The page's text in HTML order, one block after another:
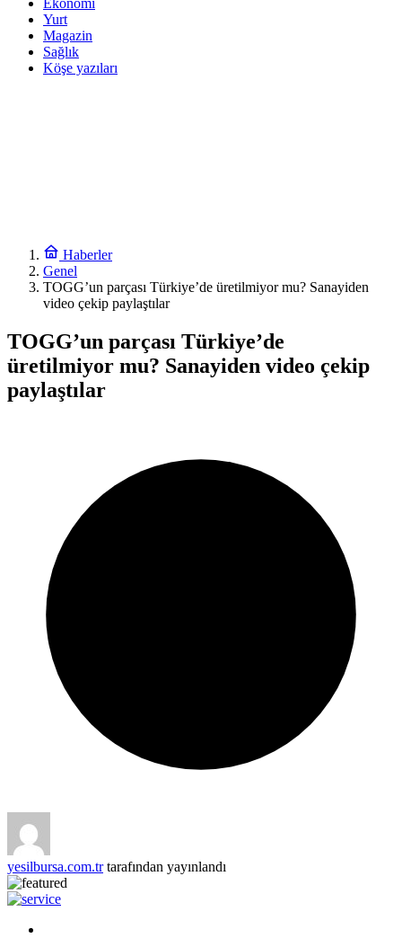
Ekonomi
Yurt
Magazin
Sağlık
Köşe yazıları
Haberler
Genel
TOGG’un parçası Türkiye’de üretilmiyor mu? Sanayiden
video çekip paylaştılar
TOGG’un parçası Türkiye’de
üretilmiyor mu? Sanayiden video çekip
paylaştılar
yesilbursa.com.trtarafından yayınlandı